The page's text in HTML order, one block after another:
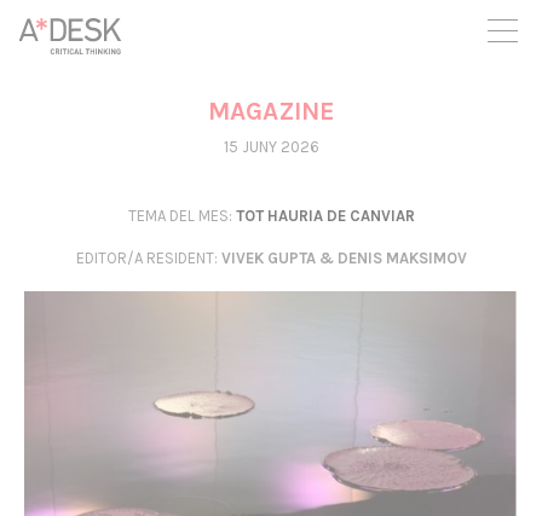
seguim necessitant-te per a poder seguir endavant. Ara pots
participar del projecte i recolzar-lo.
MAGAZINE
15 JUNY 2026
TEMA DEL MES: TOT HAURIA DE CANVIAR
EDITOR/A RESIDENT: VIVEK GUPTA & DENIS MAKSIMOV